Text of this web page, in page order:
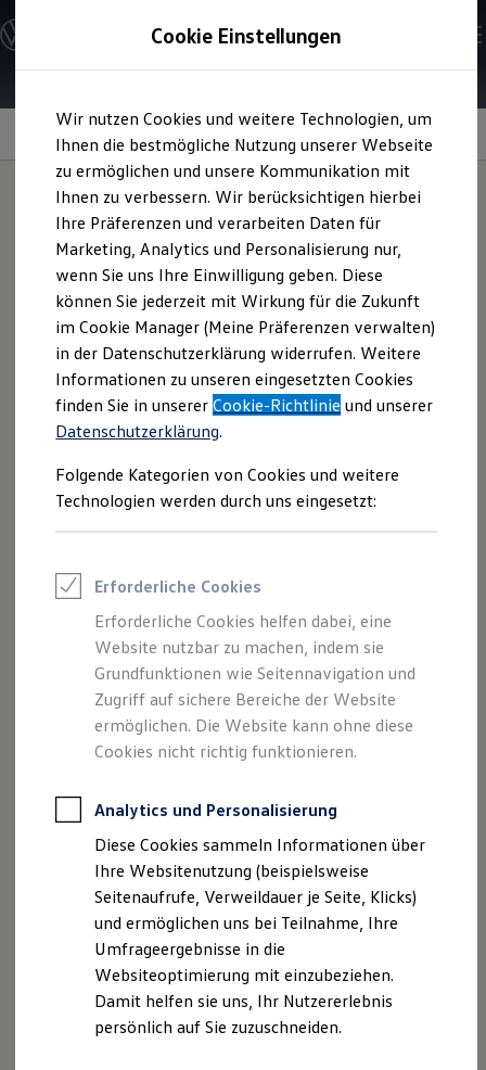
Hauptinhalt
springen
Footer
springen
Modelle und Konfigurator
Konfigurator
Modelle vergleichen
Elektroautos
ENERGY Sondermodelle
Nutzfahrzeuge
SUV und CUV
Familienautos
Kombis
Kompaktwagen
Sportwagen
Schnell verfügbare Fahrzeuge
Angebote und Produkte
Aktuelle Angebote
E-Auto-Förderung
Volkswagen Marktplatz
Die ENERGY Sondermodelle
Junge Gebrauchtwagen und Gebrauchtwagen
Volkswagen Zertifizierte Gebrauchtwagen
Elektromobilität bei Gebrauchtwagen
Saisonangebote
Reifenpakete
Leasing
Leasing-Angebote
Elektroauto Leasing
Kleinwagen-Leasing
Leasing ohne Anzahlung
Finanzierung
Autokredit mit Schlussrate
Versicherungen und Garantien
Kfz-Versicherung
Restschuldversicherungen
Garantien
Professional Class bei Volkswagen
Behörden
Direktkunden
Sonderfahrzeuge
Anpfiff zum Gewinn
Elektromobilität
Elektroautos
ID. Tutorials
Elektrofahrzeugkonzepte
ID. EVERY1
Reichweite
„Plus“-Paket
Das Extra für Ihren
T‑CrossENERGY.
Jede Menge Extras und ein attraktiver Preisvorteil: Mit dem
optionalen „Plus“-Paket erhält Ihr
T‑Cross
ENERGY
zusätzliche Ausstattungs
Highlights , wie das Infotainment-
Paket „Discover Media“, Travel Assist, Dachhimmel in
Schwarz und die eleganten 17-Zoll-Leichtmetallräder
Nutzungsbedingungen
Datenschutzerklärungen
Cookie-Richtlinie
Lizenzhinweise Dritter
Angaben zum Digital Services Act (DSA)
Produktsicherheitsinformationen
Vertrag Widerrufen
Cookie Einstellungen
Wir nutzen Cookies und weitere Technologien, um
Ihnen die bestmögliche Nutzung unserer Webseite
zu ermöglichen und unsere Kommunikation mit
Ihnen zu verbessern. Wir berücksichtigen hierbei
Ihre Präferenzen und verarbeiten Daten für
Marketing, Analytics und Personalisierung nur,
wenn Sie uns Ihre Einwilligung geben. Diese
können Sie jederzeit mit Wirkung für die Zukunft
im Cookie Manager (Meine Präferenzen verwalten)
in der Datenschutzerklärung widerrufen. Weitere
Informationen zu unseren eingesetzten Cookies
finden Sie in unsererCookie-Richtlinie und unserer
Datenschutzerklärung.
Folgende Kategorien von Cookies und weitere
Technologien werden durch uns eingesetzt:
Erforderliche Cookies
Erforderliche Cookies helfen dabei, eine
Website nutzbar zu machen, indem sie
Grundfunktionen wie Seitennavigation und
Zugriff auf sichere Bereiche der Website
ermöglichen. Die Website kann ohne diese
Cookies nicht richtig funktionieren.
Analytics und Personalisierung
Diese Cookies sammeln Informationen über
Ihre Websitenutzung (beispielsweise
Seitenaufrufe, Verweildauer je Seite, Klicks)
und ermöglichen uns bei Teilnahme, Ihre
Umfrageergebnisse in die
Websiteoptimierung mit einzubeziehen.
Damit helfen sie uns, Ihr Nutzererlebnis
persönlich auf Sie zuzuschneiden.